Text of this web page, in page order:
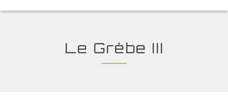
Le Grèbe III